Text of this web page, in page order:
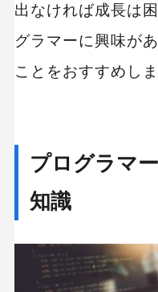
出なければ成長は
グラマーに興味が
ことをおすすめしま
プログラマ
知識